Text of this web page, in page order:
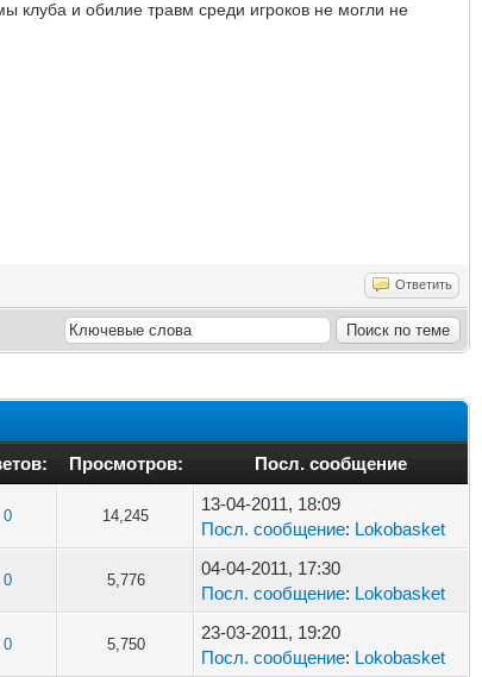
и обилие травм среди игроков не могли не
Ответить
Просмотров: Посл. сообщение
0 14,245
13-04-2011, 18:09
Посл. сообщение: Lokobasket
0 5,776
04-04-2011, 17:30
Посл. сообщение: Lokobasket
0 5,750
23-03-2011, 19:20
Посл. сообщение: Lokobasket